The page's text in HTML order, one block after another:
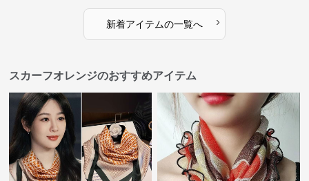
新着アイテムの一覧へ ›
スカーフオレンジのおすすめアイテム